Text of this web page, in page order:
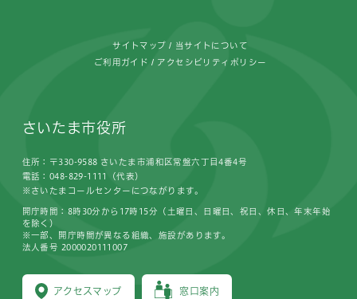
サイトマップ 当サイトについて
ご利用ガイド アクセシビリティポリシー
さいたま市役所
住所：〒330-9588 さいたま市浦和区常盤六丁目4番4号
電話：048-829-1111（代表）
※さいたまコールセンターにつながります。
アクセスマップ 窓口案内
開庁時間：8時30分から17時15分（土曜日、日曜日、祝日、休日、年末年始
を除く）
※一部、開庁時間が異なる組織、施設があります。
法人番号 2000020111007